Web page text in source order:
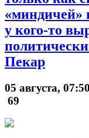
«миндичей»
у кого-то
Пекар
05 августа, 07:50
69